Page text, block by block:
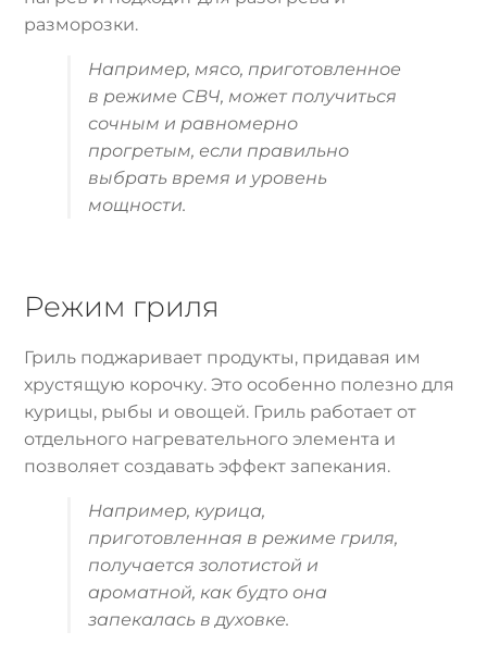
разморозки.
Например, мясо, приготовленное
в режиме СВЧ, может получиться
сочным и равномерно
прогретым, если правильно
выбрать время и уровень
мощности.
Режим гриля
Гриль поджаривает продукты, придавая им
хрустящую корочку. Это особенно полезно для
курицы, рыбы и овощей. Гриль работает от
отдельного нагревательного элемента и
позволяет создавать эффект запекания.
Например, курица,
приготовленная в режиме гриля,
получается золотистой и
ароматной, как будто она
запекалась в духовке.